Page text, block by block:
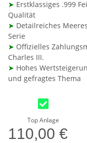
➤ Erstklassiges .999
Qualität
➤ Detailreiches
Serie
➤ Offizielles
Charles III.
➤ Hohes
und gefragtes Thema
Top Anlage
110,00 €